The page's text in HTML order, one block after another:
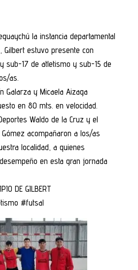
la instancia departamental
Gilbert estuvo presente con
sub-17 de atletismo y sub-15 de
as.
Galarza y Micaela Aizaga
en 80 mts. en velocidad.
Waldo de la Cruz y el
acompañaron a los/as
localidad, a quienes
en esta gran jornada
DE GILBERT
#futsal